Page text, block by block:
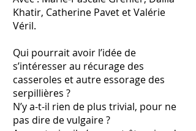
Khatir, Catherine Pavet et Valérie
Véril.
Qui pourrait avoir l’idée de
s’intéresser au récurage des
casseroles et autre essorage des
serpillières ?
N’y a-t-il rien de plus trivial, pour ne
pas dire de vulgaire ?